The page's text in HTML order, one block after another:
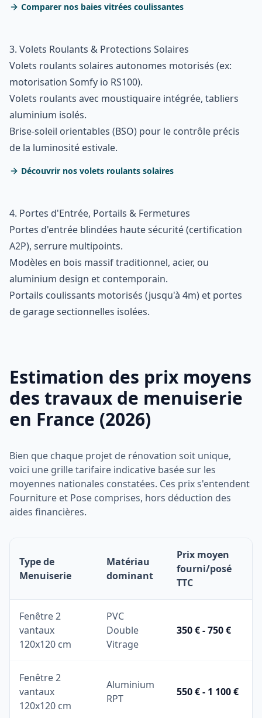
Comparer nos baies vitrées coulissantes
3. Volets Roulants & Protections Solaires
Volets roulants solaires autonomes motorisés (ex:
motorisation Somfy io RS100).
Volets roulants avec moustiquaire intégrée, tabliers
aluminium isolés.
Brise-soleil orientables (BSO) pour le contrôle précis
de la luminosité estivale.
Découvrir nos volets roulants solaires
4. Portes d'Entrée, Portails & Fermetures
Portes d'entrée blindées haute sécurité (certification
A2P), serrure multipoints.
Modèles en bois massif traditionnel, acier, ou
aluminium design et contemporain.
Portails coulissants motorisés (jusqu'à 4m) et portes
de garage sectionnelles isolées.
Estimation des prix moyens
des travaux de menuiserie
en France (2026)
Bien que chaque projet de rénovation soit unique,
voici une grille tarifaire indicative basée sur les
moyennes nationales constatées. Ces prix s'entendent
Fourniture et Pose comprises, hors déduction des
aides financières.
Type de
Menuiserie
Matériau
dominant
Prix moyen
fourni/posé
TTC
Fenêtre 2
vantaux
120x120 cm
PVC
Double
Vitrage
350 € - 750 €
Fenêtre 2
vantaux
120x120 cm
Aluminium
RPT
550 € - 1 100 €